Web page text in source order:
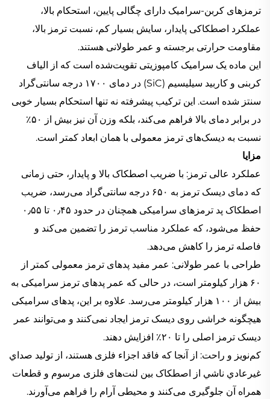
ترمزهای کربن-سرامیک دارای چگالی پایین، استحکام بالا،
عملکرد اصطکاکی پایدار، سایش بسیار کم، نسبت ترمز بالا،
مقاومت حرارتی برجسته و عمر طولانی هستند.
این ماده یک سرامیک کامپوزیتی تقویت‌شده است که از الیاف
کربنی و کاربید سیلیسیم (SiC) در دمای ۱۷۰۰ درجه سانتی‌گراد
سنتز شده است. این ترکیب پیشرفته نه تنها استحکام بسیار خوبی
در برابر دمای بالا فراهم می‌کند، بلکه وزن آن نیز بیش از ۵۰٪
نسبت به دیسک‌های ترمز معمولی با همان ابعاد کمتر است.
مزایا
عملکرد عالی ترمز: با ضریب اصطکاک بالا و پایدار، حتی زمانی
که دمای دیسک ترمز به ۶۵۰ درجه سانتی‌گراد می‌رسد، ضریب
اصطکاک پد ترمزهای سرامیکی همچنان در حدود ۰٫۴۵ تا ۰٫۵۵
حفظ می‌شود، که عملکرد مناسب ترمز را تضمین می‌کند و
فاصله ترمز را کاهش می‌دهد.
طراحی با عمر طولانی: عمر مفید پدهای ترمز معمولی کمتر از
۶۰ هزار کیلومتر است، در حالی که عمر پدهای ترمز سرامیکی به
بیش از ۱۰۰ هزار کیلومتر می‌رسد. علاوه بر این، پدهای سرامیکی
هیچگونه خراشی روی دیسک ترمز ایجاد نمی‌کنند و می‌توانند عمر
دیسک ترمز اصلی را تا ۲۰٪ افزایش دهند.
کم‌نويز و راحت: از آنجا که فاقد اجزاء فلزی هستند، از توليد صداي
غيرعادي ناشي از اصطکاک بين لنت‌های فلزی مرسوم و قطعات
همراه آن جلوگيری می‌کنند و محيطی آرام را فراهم می‌آورند.